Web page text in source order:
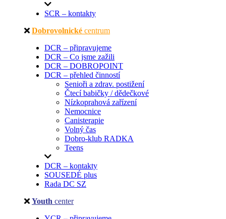
SCR – kontakty
Dobrovolnické centrum
DCR – připravujeme
DCR – Co jsme zažili
DCR – DOBROPOINT
DCR – přehled činností
Senioři a zdrav. postižení
Čtecí babičky / dědečkové
Nízkoprahová zařízení
Nemocnice
Canisterapie
Volný čas
Dobro-klub RADKA
Teens
DCR – kontakty
SOUSEDÉ plus
Rada DC SZ
Youth center